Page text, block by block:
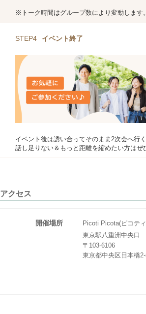
※トーク時間はグループ数により変動します。
STEP4 イベント終了
イベント後は誘い合ってそのまま2次会へ行く
話し足りない＆もっと距離を縮めたい方はぜ
アクセス
開催場所
Picoti Picota(ピコテ
東京駅八重洲中央口
〒103-6106
東京都中央区日本橋